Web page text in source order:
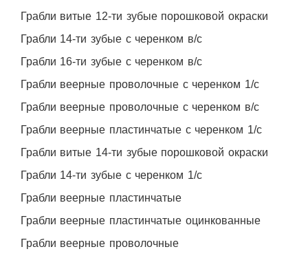
Грабли витые 12-ти зубые порошковой окраски
Грабли 14-ти зубые с черенком в/с
Грабли 16-ти зубые с черенком в/с
Грабли веерные проволочные с черенком 1/с
Грабли веерные проволочные с черенком в/с
Грабли веерные пластинчатые с черенком 1/с
Грабли витые 14-ти зубые порошковой окраски
Грабли 14-ти зубые с черенком 1/с
Грабли веерные пластинчатые
Грабли веерные пластинчатые оцинкованные
Грабли веерные проволочные